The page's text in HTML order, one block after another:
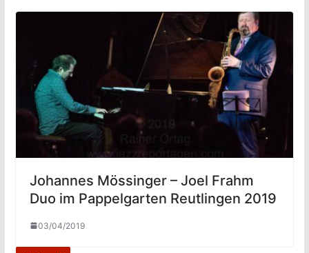
Johannes Mössinger – Joel Frahm
Duo im Pappelgarten Reutlingen 2019
03/04/2019